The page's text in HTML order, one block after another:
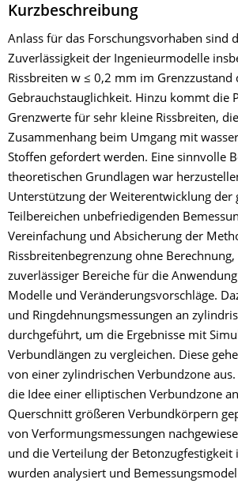
Kurzbeschreibung
Anlass für das Forschungsvorhaben sind
Zuverlässigkeit der Ingenieurmodelle
Rissbreiten w ≤ 0,2 mm im Grenzzustand
Gebrauchstauglichkeit. Hinzu kommt die
Grenzwerte für sehr kleine Rissbreiten,
Zusammenhang beim Umgang mit
Stoffen gefordert werden. Eine sinnvolle
theoretischen Grundlagen war
Unterstützung der Weiterentwicklung der
Teilbereichen unbefriedigenden
Vereinfachung und Absicherung der
Rissbreitenbegrenzung ohne
zuverlässiger Bereiche für die
Modelle und Veränderungsvorschläge.
und Ringdehnungsmessungen an
durchgeführt, um die Ergebnisse mit
Verbundlängen zu vergleichen. Diese
von einer zylindrischen Verbundzone
die Idee einer elliptischen Verbundzone
Querschnitt größeren Verbundkörpern
von Verformungsmessungen
und die Verteilung der Betonzugfestigkeit
wurden analysiert und